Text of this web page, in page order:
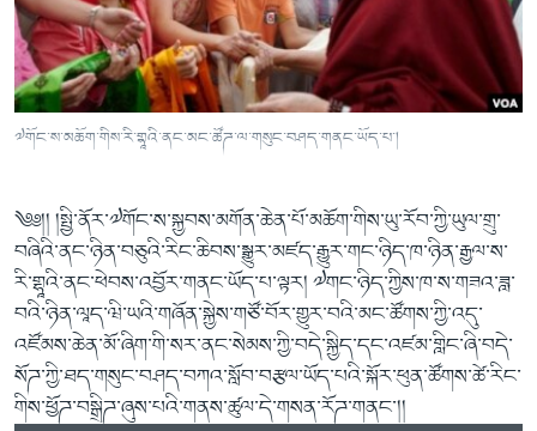
འཚོལ་
ཞིབ་
ལ་
བསྐྱོད།
དྲ་བརྙན་གསར་འགྱུར།
ཁ་བའི་མི་སྣ།
བུད་མེད་ལེ་ཚན།
བགྲོ་གླེང་མདུན་ལྕོག
བསྐྱར་ཞིབ།
པོ་ཊི་ཁ་སི།
ཆོས་རིག་ལེ་ཚན།
གཞོན་སྐྱེས་དང་ཤེས་ཡོན།
འཕྲོད་བསྟེན་དང་དོན་ལྡན་གྱི་མི་ཚེ།
གངས་རིའི་བྲག་ཅ།
བུད་མེད།
Learning English
རྗེས་འབྲངས།
༧གོང་ས་མཆོག་གིས་རི་གྷཱའི་ནང་མང་ཚོཌ་ལ་གསུང་བཤད་གནང་ཡོད་པ་།
༄༅།། །སྤྱི་ནོར་༧གོང་ས་སྐྱབས་མགོན་ཆེན་པོ་མཆོག་གིས་ཡུ་རོབ་ཀྱི་ཡུལ་གྲུ་
བཞིའི་ནང་ཉིན་བཅུའི་རིང་ཆིབས་སྒྱུར་མཛད་རྒྱུར་གང་ཉིད་ཁ་ཉིན་རྒྱལ་ས་
རི་གྷཱའི་ནང་ཕེབས་འབྱོར་གནང་ཡོད་པ་ལྟར། ༧གང་ཉིད་ཀྱིས་ཁ་ས་གཟའ་ཟླ་
བའི་ཉིན་ལཱད་ཝི་ཡའི་གཞོན་སྐྱེས་གཙོ་བོར་གྱུར་བའི་མང་ཚོགས་ཀྱི་འདུ་
འཛོམས་ཆེན་མོ་ཞིག་གི་སར་ནང་སེམས་ཀྱི་བདེ་སྐྱིད་དང་འཛམ་གླིང་ཞི་བདེ་
སོཌ་ཀྱི་ཐད་གསུང་བཤད་བཀའ་སློབ་བརྩལ་ཡོད་པའི་སྐོར་ཕུན་ཚོགས་ཚེ་རིང་
གིས་ཕྱོཌ་བསྒྲིཌ་ཞུས་པའི་གནས་ཚུལ་དེ་གསན་རོཌ་གནང་།།